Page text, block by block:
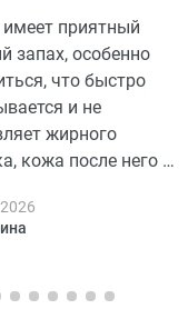
приятный
запах, особенно
что быстро
и не
жирного
кожа после него и
и свежей. Не
таких
сильного